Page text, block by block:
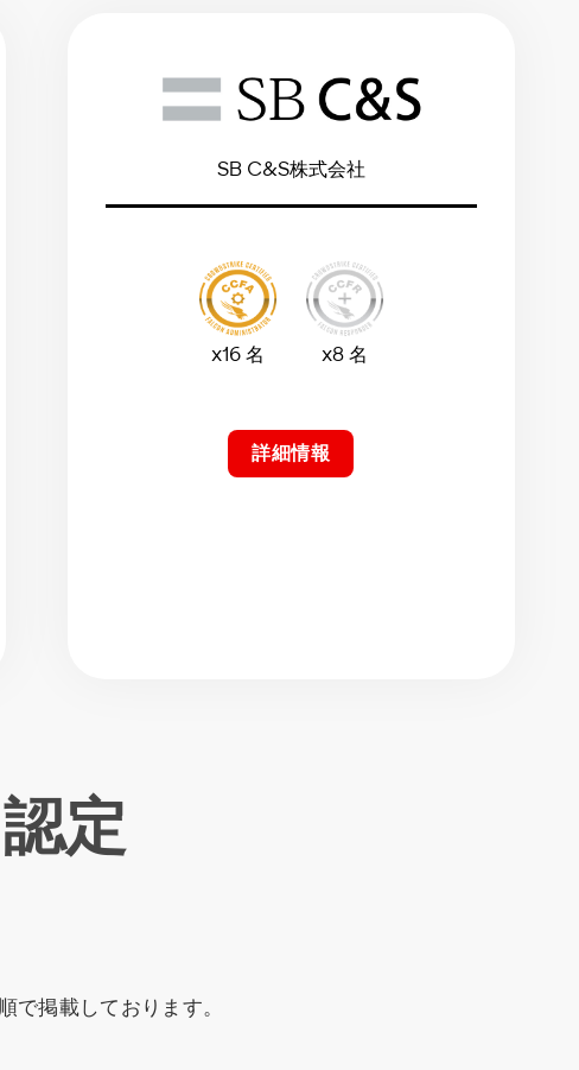
SB C&S株式会社
x16 名 x8 名
詳細情報
定
で掲載しております。